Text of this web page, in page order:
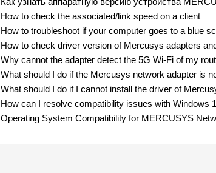
How to check the associated/link speed on a client
How to troubleshoot if your computer goes to a blue
How to check driver version of Mercusys adapters
Why cannot the adapter detect the 5G Wi-Fi of my
What should I do if the Mercusys network adapter is
What should I do if I cannot install the driver of
How can I resolve compatibility issues with Windows
Operating System Compatibility for MERCUSYS